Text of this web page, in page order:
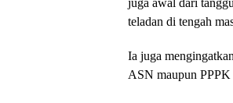
juga awal dari
teladan di tengah
Ia juga
ASN maupun